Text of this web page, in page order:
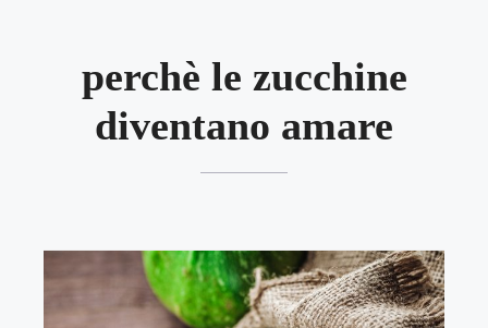
perchè le zucchine
diventano amare